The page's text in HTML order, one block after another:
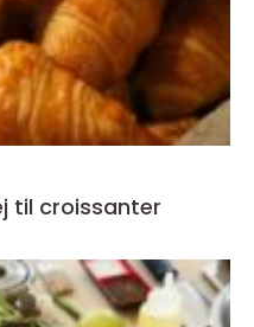
til croissanter